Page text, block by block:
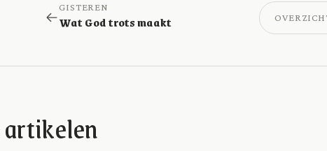
GISTEREN
Wat God trots maakt